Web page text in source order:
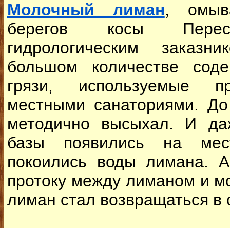
Молочный лиман,
берегов косы
гидрологическим
большом количестве
грязи, используемые
местными санаториями.
методично высыхал. И
базы появились на
покоились воды лимана.
протоку между лиманом и
лиман стал возвращаться в